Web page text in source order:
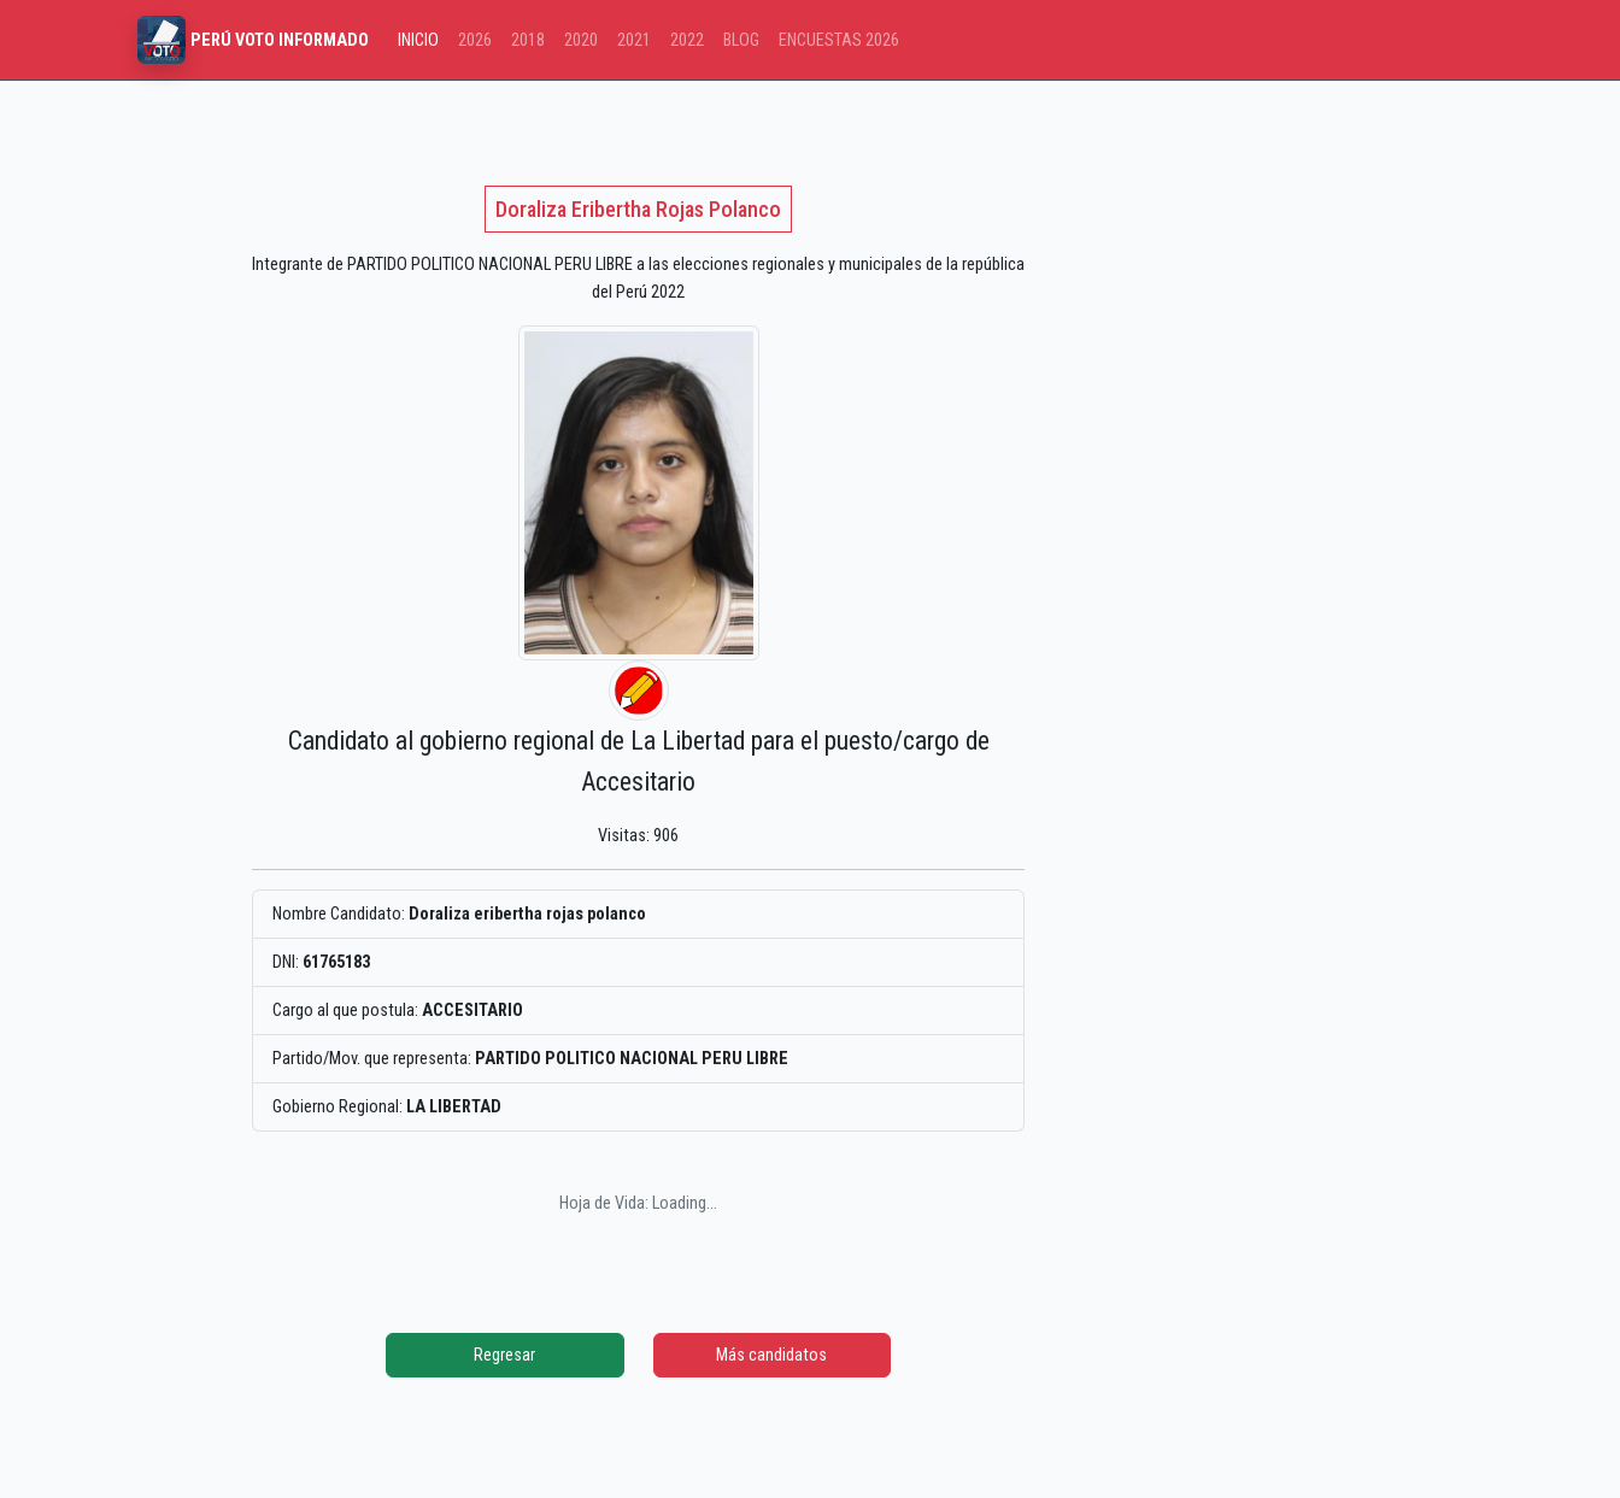
PERÚ VOTO INFORMADO INICIO 2026 2018 2020 2021 2022 BLOG ENCUESTAS 2026
Doraliza Eribertha Rojas Polanco
Integrante de PARTIDO POLITICO NACIONAL PERU LIBRE a las elecciones regionales y municipales de la república
del Perú 2022
Candidato al gobierno regional de La Libertad para el puesto/cargo de
Accesitario
Visitas: 906
Nombre Candidato: Doraliza eribertha rojas polanco
DNI: 61765183
Cargo al que postula: ACCESITARIO
Partido/Mov. que representa: PARTIDO POLITICO NACIONAL PERU LIBRE
Gobierno Regional: LA LIBERTAD
Hoja de Vida: Loading...
Regresar Más candidatos